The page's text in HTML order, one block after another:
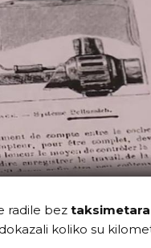
radile bez taksimetara
koliko su